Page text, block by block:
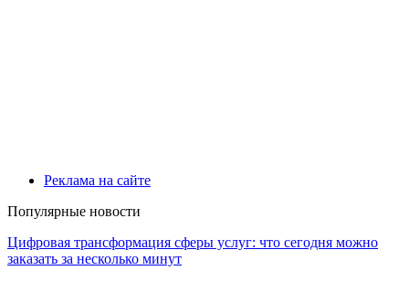
Реклама на сайте
Популярные новости
Цифровая трансформация сферы услуг: что сегодня можно
заказать за несколько минут